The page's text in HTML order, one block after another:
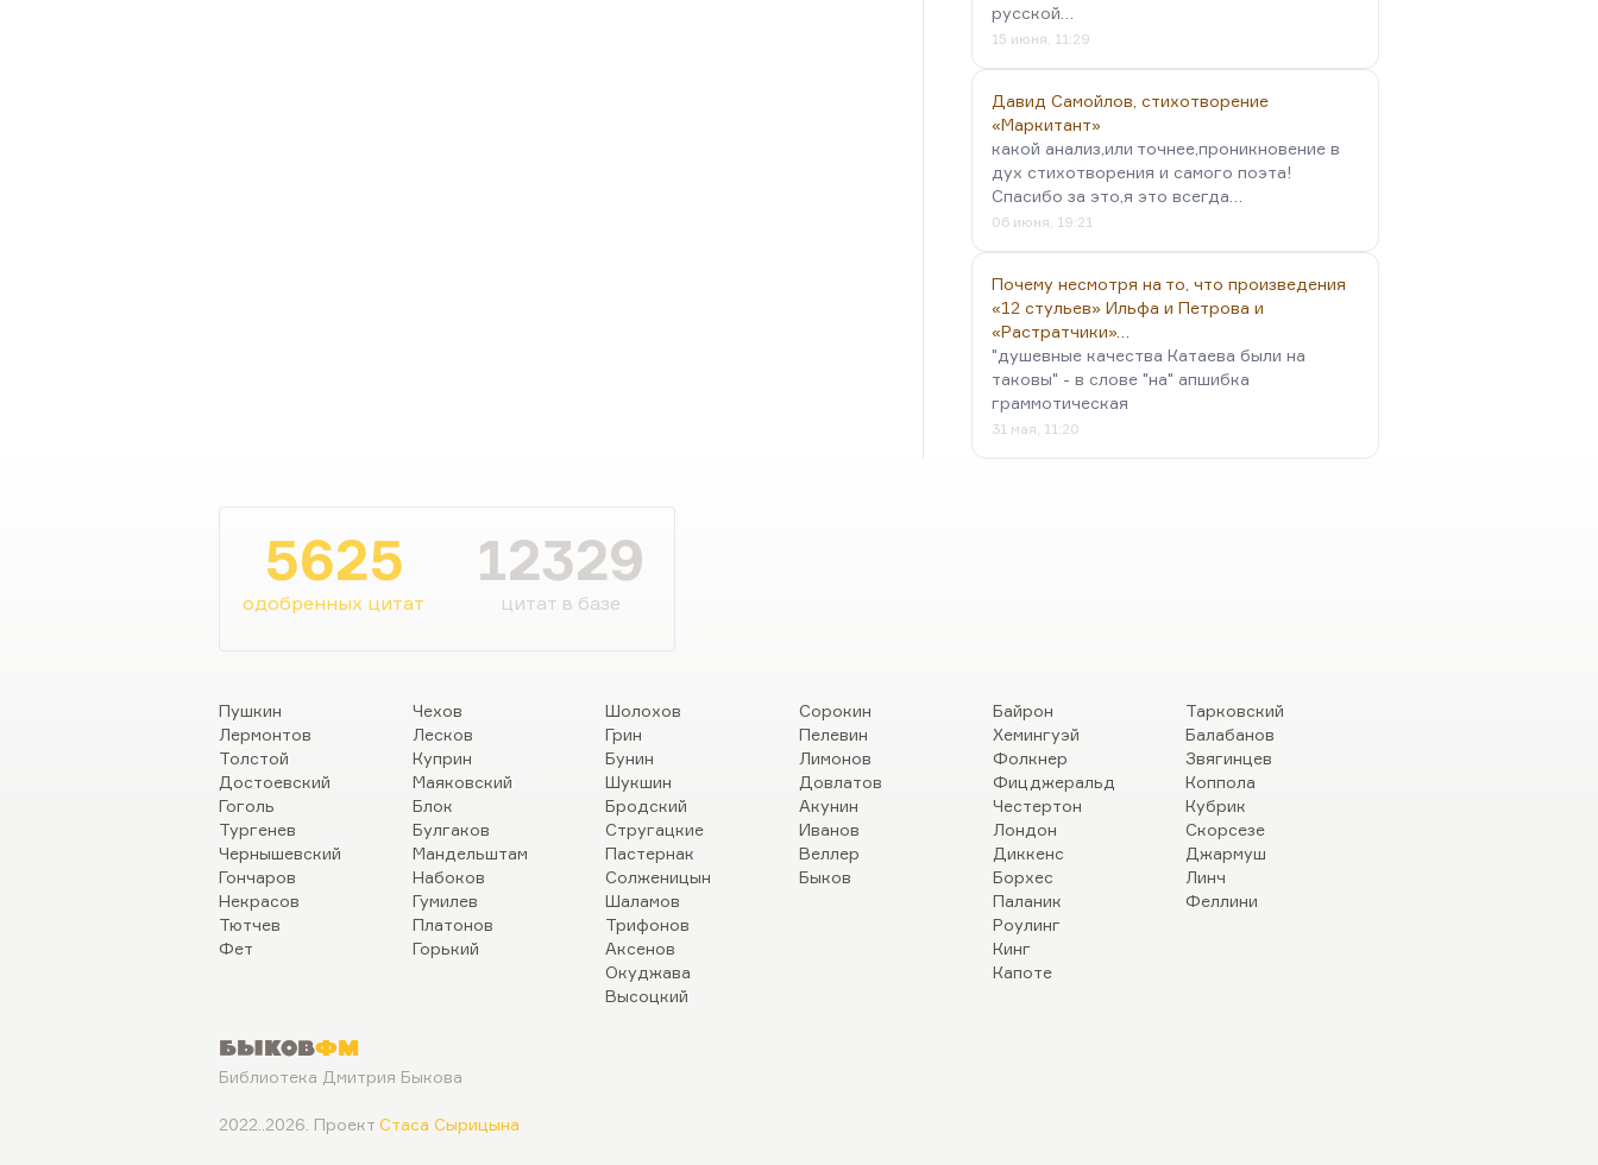
русской…
15 июня, 11:29
Давид Самойлов, стихотворение
«Маркитант»
какой анализ,или точнее,проникновение в
дух стихотворения и самого поэта!
Спасибо за это,я это всегда…
06 июня, 19:21
Почему несмотря на то, что произведения
«12 стульев» Ильфа и Петрова и
«Растратчики»…
"душевные качества Катаева были на
таковы" - в слове "на" апшибка
граммотическая
31 мая, 11:20
5625
одобренных цитат
12329
цитат в базе
Пушкин
Лермонтов
Толстой
Достоевский
Гоголь
Тургенев
Чернышевский
Гончаров
Некрасов
Тютчев
Фет
Чехов
Лесков
Куприн
Маяковский
Блок
Булгаков
Мандельштам
Набоков
Гумилев
Платонов
Горький
Шолохов
Грин
Бунин
Шукшин
Бродский
Стругацкие
Пастернак
Солженицын
Шаламов
Трифонов
Аксенов
Окуджава
Высоцкий
Сорокин
Пелевин
Лимонов
Довлатов
Акунин
Иванов
Веллер
Быков
Байрон
Хемингуэй
Фолкнер
Фицджеральд
Честертон
Лондон
Диккенс
Борхес
Паланик
Роулинг
Кинг
Капоте
Тарковский
Балабанов
Звягинцев
Коппола
Кубрик
Скорсезе
Джармуш
Линч
Феллини
БыковФМ
Библиотека Дмитрия Быкова
2022..2026. Проект Стаса Сырицына